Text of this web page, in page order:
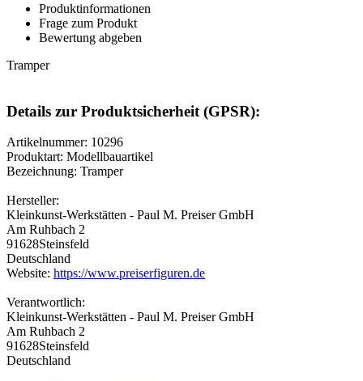
Produktinformationen
Frage zum Produkt
Bewertung abgeben
Tramper
Details zur Produktsicherheit (GPSR):
Artikelnummer: 10296
Produktart: Modellbauartikel
Bezeichnung: Tramper
Hersteller:
Kleinkunst-Werkstätten - Paul M. Preiser GmbH
Am Ruhbach 2
91628Steinsfeld
Deutschland
Website: https://www.preiserfiguren.de
Verantwortlich:
Kleinkunst-Werkstätten - Paul M. Preiser GmbH
Am Ruhbach 2
91628Steinsfeld
Deutschland